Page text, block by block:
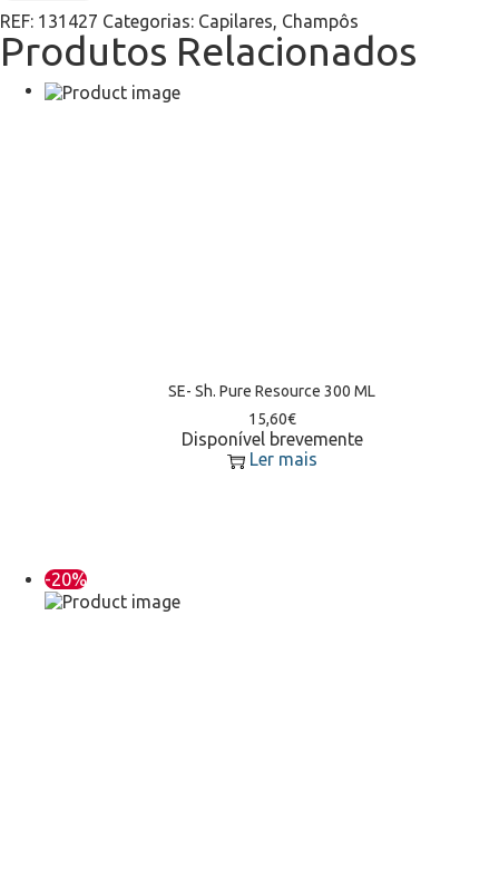
REF: 131427 Categorias: Capilares, Champôs
Produtos Relacionados
SE- Sh. Pure Resource 300 ML
15,60€
Disponível brevemente
Ler mais
-20%